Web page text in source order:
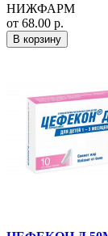
НИЖФАРМ
от 68.00 р.
В корзину